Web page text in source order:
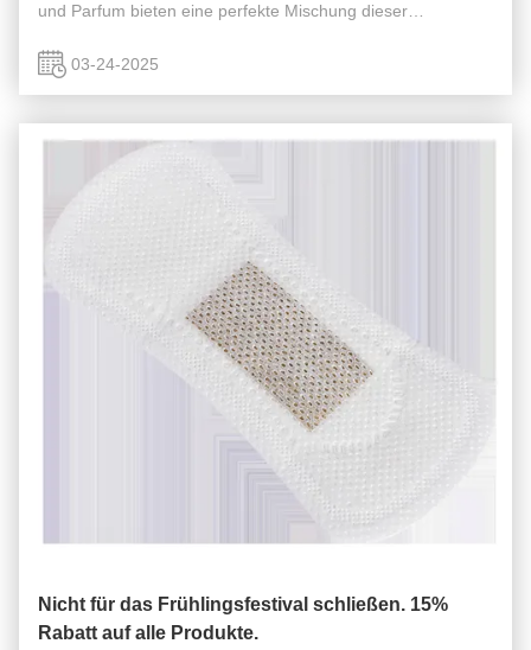
und Parfum bieten eine perfekte Mischung dieser
Frauen macht, die während ...
03-24-2025
Nicht für das Frühlingsfestival schließen. 15%
Rabatt auf alle Produkte.